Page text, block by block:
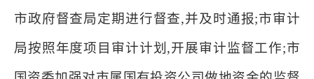
市政府督查局定期进行督查,并及时通报;市审计
局按照年度项目审计计划,开展审计监督工作;市